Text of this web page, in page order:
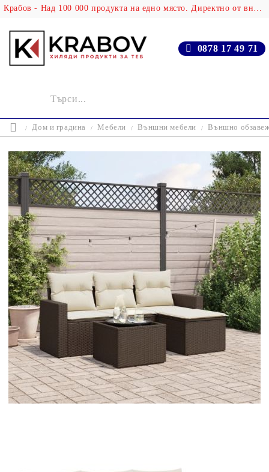
Крабов - Над 100 000 продукта на едно място. Директно от вносителя!
0878 17 49 71
Дом и градина Мебели Външни мебели Външно